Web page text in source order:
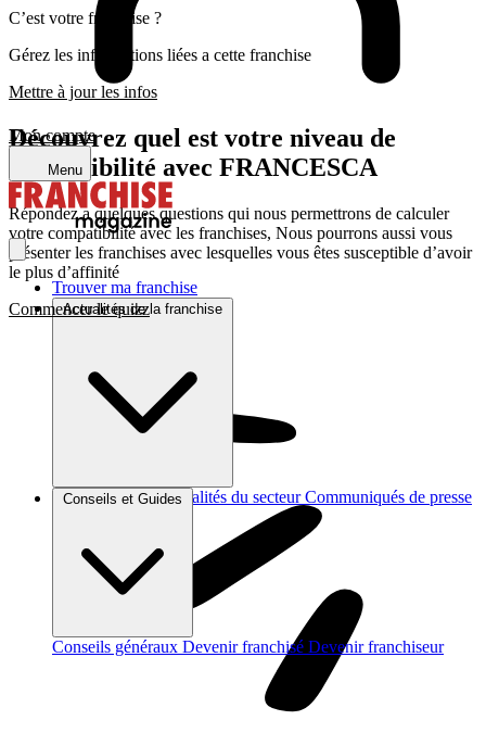
Mon compte
Menu
Trouver ma franchise
Actualités de la franchise
Brèves et actus Actualités du secteur Communiqués de presse
Conseils et Guides
Conseils généraux Devenir franchisé Devenir franchiseur
C’est votre franchise ?
Gérez les informations liées a cette franchise
Mettre à jour les infos
Découvrez quel est votre niveau de
compatibilité avec FRANCESCA
Répondez a quelques questions qui nous permettrons de calculer
votre compatibilité avec les franchises, Nous pourrons aussi vous
présenter les franchises avec lesquelles vous êtes susceptible d’avoir
le plus d’affinité
Commencer le quizz